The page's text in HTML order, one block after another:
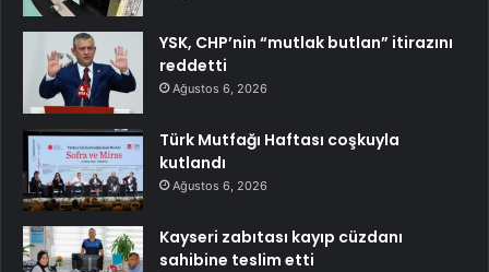
YSK, CHP’nin “mutlak butlan” itirazını
reddetti
Ağustos 6, 2026
Türk Mutfağı Haftası coşkuyla
kutlandı
Ağustos 6, 2026
Kayseri zabıtası kayıp cüzdanı
sahibine teslim etti